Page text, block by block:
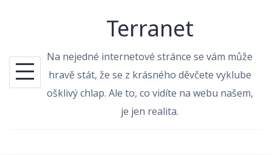
Terranet
Na nejedné internetové stránce se vám může
hravě stát, že se z krásného děvčete vyklube
ošklivý chlap. Ale to, co vidíte na webu našem,
je jen realita.